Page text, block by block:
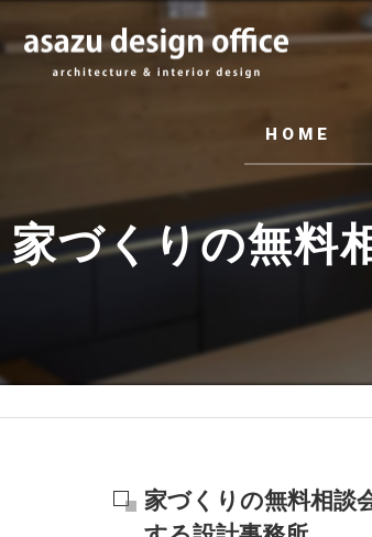
HOME
家づくりの無料
家づくりの無料相談